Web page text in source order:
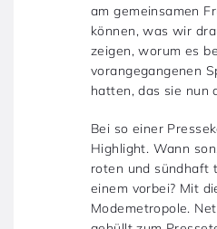
am gemeinsamen
können, was wir
zeigen, worum es
vorangegangenen
hatten, das sie nun
Bei so einer
Highlight. Wann
roten und sündhaft
einem vorbei? Mit
Modemetropole.